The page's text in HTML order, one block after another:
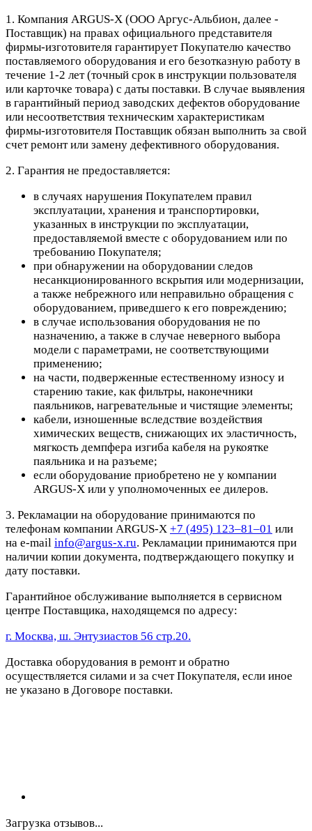
1. Компания ARGUS-X (ООО Аргус-Альбион, далее -
Поставщик) на правах официального представителя
фирмы-изготовителя гарантирует Покупателю качество
поставляемого оборудования и его безотказную работу в
течение 1-2 лет (точный срок в инструкции пользователя
или карточке товара) с даты поставки. В случае выявления
в гарантийный период заводских дефектов оборудование
или несоответствия техническим характеристикам
фирмы-изготовителя Поставщик обязан выполнить за свой
счет ремонт или замену дефективного оборудования.
2. Гарантия не предоставляется:
в случаях нарушения Покупателем правил
эксплуатации, хранения и транспортировки,
указанных в инструкции по эксплуатации,
предоставляемой вместе с оборудованием или по
требованию Покупателя;
при обнаружении на оборудовании следов
несанкционированного вскрытия или модернизации,
а также небрежного или неправильно обращения с
оборудованием, приведшего к его повреждению;
в случае использования оборудования не по
назначению, а также в случае неверного выбора
модели с параметрами, не соответствующими
применению;
на части, подверженные естественному износу и
старению такие, как фильтры, наконечники
паяльников, нагревательные и чистящие элементы;
кабели, изношенные вследствие воздействия
химических веществ, снижающих их эластичность,
мягкость демпфера изгиба кабеля на рукоятке
паяльника и на разъеме;
если оборудование приобретено не у компании
ARGUS-X или у уполномоченных ее дилеров.
3. Рекламации на оборудование принимаются по
телефонам компании ARGUS-X +7 (495) 123–81–01 или
на e-mail info@argus-x.ru. Рекламации принимаются при
наличии копии документа, подтверждающего покупку и
дату поставки.
Гарантийное обслуживание выполняется в сервисном
центре Поставщика, находящемся по адресу:
г. Москва, ш. Энтузиастов 56 стр.20.
Доставка оборудования в ремонт и обратно
осуществляется силами и за счет Покупателя, если иное
не указано в Договоре поставки.
Загрузка отзывов...